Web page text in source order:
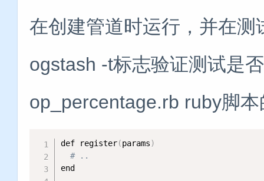
在创建管道时运行，并在
ogstash -t标志验证测试是
op_percentage.rb ruby脚
def register(params)
# ..
end